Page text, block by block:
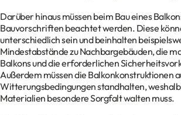
Darüber hinaus müssen beim Bau eines
Bauvorschriften beachtet werden. Diese
unterschiedlich sein und beinhalten
Mindestabstände zu Nachbargebäuden, die
Balkons und die erforderlichen
Außerdem müssen die Balkonkonstruktionen
Witterungsbedingungen standhalten,
Materialien besondere Sorgfalt walten muss.